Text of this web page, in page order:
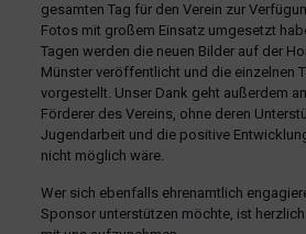
gesamten Tag für den Verein zur
Fotos mit großem Einsatz umgesetzt
Tagen werden die neuen Bilder auf der
Münster veröffentlicht und die einzelnen
vorgestellt. Unser Dank geht außerdem
Förderer des Vereins, ohne deren
Jugendarbeit und die positive
nicht möglich wäre.
Wer sich ebenfalls ehrenamtlich
Sponsor unterstützen möchte, ist